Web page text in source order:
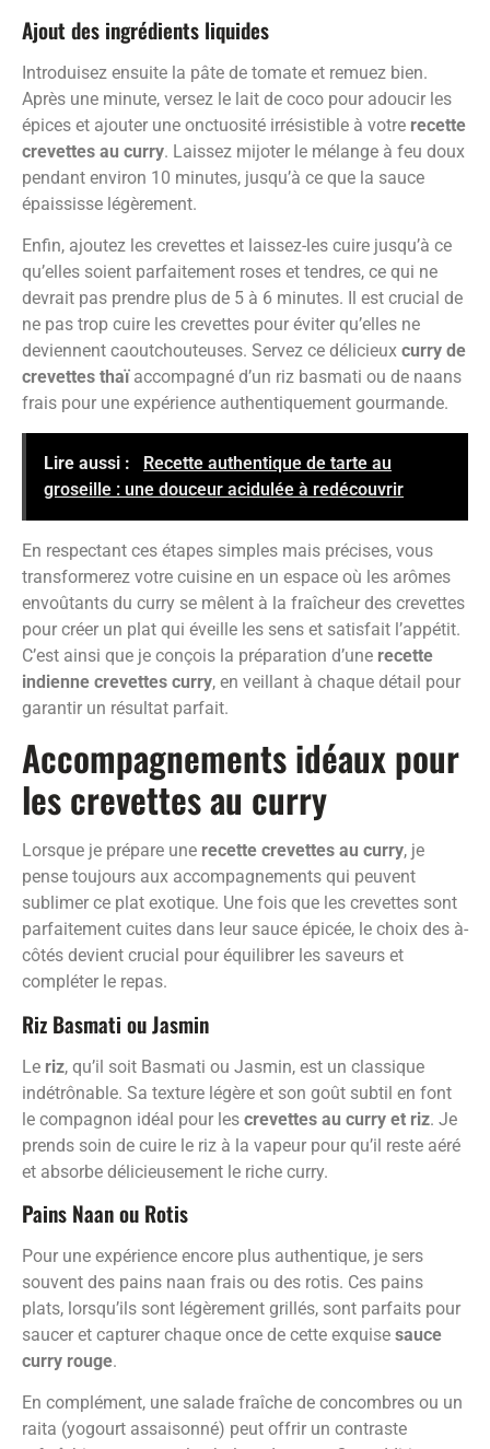
Ajout des ingrédients liquides
Introduisez ensuite la pâte de tomate et remuez bien.
Après une minute, versez le lait de coco pour adoucir les
épices et ajouter une onctuosité irrésistible à votre recette
crevettes au curry. Laissez mijoter le mélange à feu doux
pendant environ 10 minutes, jusqu’à ce que la sauce
épaississe légèrement.
Enfin, ajoutez les crevettes et laissez-les cuire jusqu’à ce
qu’elles soient parfaitement roses et tendres, ce qui ne
devrait pas prendre plus de 5 à 6 minutes. Il est crucial de
ne pas trop cuire les crevettes pour éviter qu’elles ne
deviennent caoutchouteuses. Servez ce délicieux curry de
crevettes thaïaccompagné d’un riz basmati ou de naans
frais pour une expérience authentiquement gourmande.
Lire aussi :
Recette authentique de tarte au
groseille : une douceur acidulée à redécouvrir
En respectant ces étapes simples mais précises, vous
transformerez votre cuisine en un espace où les arômes
envoûtants du curry se mêlent à la fraîcheur des crevettes
pour créer un plat qui éveille les sens et satisfait l’appétit.
C’est ainsi que je conçois la préparation d’une recette
indienne crevettes curry, en veillant à chaque détail pour
garantir un résultat parfait.
Accompagnements idéaux pour
les crevettes au curry
Lorsque je prépare une recette crevettes au curry, je
pense toujours aux accompagnements qui peuvent
sublimer ce plat exotique. Une fois que les crevettes sont
parfaitement cuites dans leur sauce épicée, le choix des à-
côtés devient crucial pour équilibrer les saveurs et
compléter le repas.
Riz Basmati ou Jasmin
Le riz, qu’il soit Basmati ou Jasmin, est un classique
indétrônable. Sa texture légère et son goût subtil en font
le compagnon idéal pour les crevettes au curry et riz. Je
prends soin de cuire le riz à la vapeur pour qu’il reste aéré
et absorbe délicieusement le riche curry.
Pains Naan ou Rotis
Pour une expérience encore plus authentique, je sers
souvent des pains naan frais ou des rotis. Ces pains
plats, lorsqu’ils sont légèrement grillés, sont parfaits pour
saucer et capturer chaque once de cette exquise sauce
curry rouge.
En complément, une salade fraîche de concombres ou un
raita (yogourt assaisonné) peut offrir un contraste